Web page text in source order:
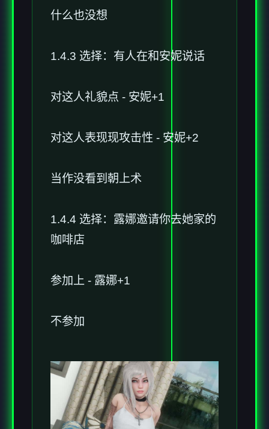
什么也没想
1.4.3 选择：有人在和安妮说话
对这人礼貌点 - 安妮+1
对这人表现现攻击性 - 安妮+2
当作没看到朝上术
1.4.4 选择：露娜邀请你去她家的
咖啡店
参加上 - 露娜+1
不参加